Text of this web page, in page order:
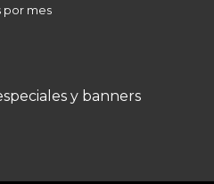
por mes
y banners